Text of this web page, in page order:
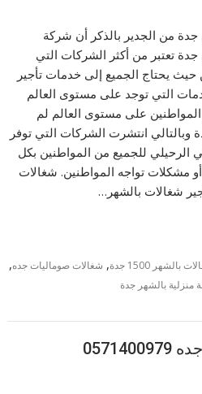
من الجدير بالذكر أن شركة
تعتبر من أكثر الشركات التي
حيث يحتاج الجميع إلى خدمات تأجير
التي توجد على مستوى العالم
على مستوى العالم لم
انتشرت الشركات التي توفر
الرحيلي للجميع من المواطنين بكل
مشكلات تواجه المواطنين. شغالات
شغالات بالشهر…
بالشهر 1500 جدة , شغالات صوماليات جده,
منزلية بالشهر جدة